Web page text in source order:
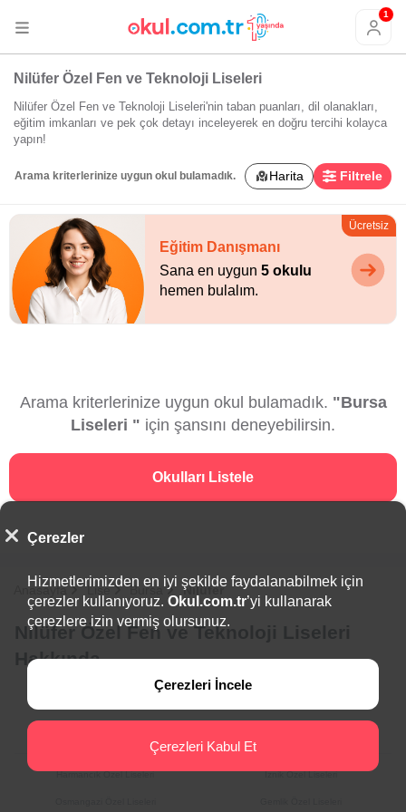
1
Nilüfer Özel Fen ve Teknoloji Liseleri
Nilüfer Özel Fen ve Teknoloji Liseleri'nin taban puanları, dil olanakları,
eğitim imkanları ve pek çok detayı inceleyerek en doğru tercihi kolayca
yapın!
Arama kriterlerinize uygun okul bulamadık. Harita Filtrele
Ücretsiz
Eğitim Danışmanı
Sana en uygun5 okulu
hemen bulalım.
Arama kriterlerinize uygun okul bulamadık. "Bursa
Liseleri " için şansını deneyebilirsin.
Okulları Listele
Anasayfa Lise Bursa Nilüfer
Nilüfer Özel Fen ve Teknoloji Liseleri
Hakkında
Harmancık Özel Liseleri İznik Özel Liseleri
Çerezler
Hizmetlerimizden en iyi şekilde faydalanabilmek için
çerezler kullanıyoruz. Okul.com.tr’yi kullanarak
çerezlere izin vermiş olursunuz.
Çerezleri İncele
Çerezleri Kabul Et